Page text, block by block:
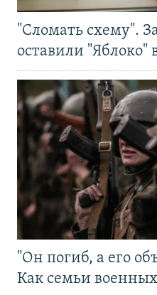
"Сломать схему".
оставили "Яблоко"
"Он погиб, а его
Как семьи